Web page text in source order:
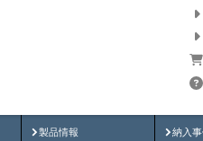
製品情報
製品動画 納入
納